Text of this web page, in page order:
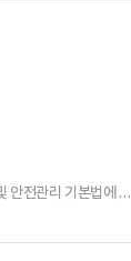
안전관리 기본법에 따
형 낚시어선, 사고 이